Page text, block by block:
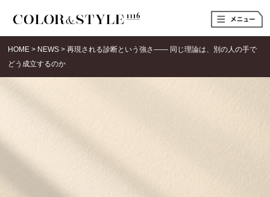
t
o
l
HOME > NEWS >再現される診断という強さ―― 同じ理論は、別の人の手で
どう成立するのか